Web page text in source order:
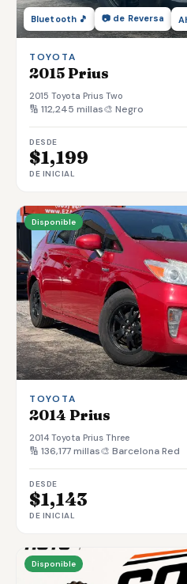
Bluetooth 🎵 📷 de Reversa
TOYOTA
2015 Prius
2015 Toyota Prius Two
🔢 112,245 millas🎨 Negro
DESDE
$1,199
DE INICIAL
Disponible
TOYOTA
2014 Prius
2014 Toyota Prius Three
🔢 136,177 millas🎨 Barcelona Red
DESDE
$1,143
DE INICIAL
Disponible